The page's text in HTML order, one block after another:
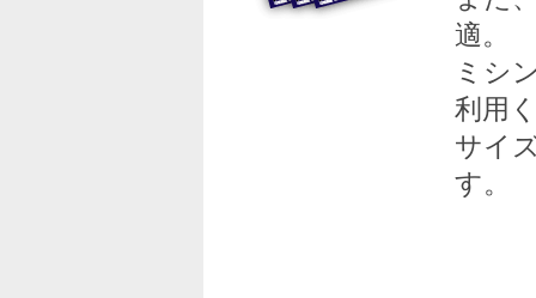
適。
ミシ
利用
サイ
す。